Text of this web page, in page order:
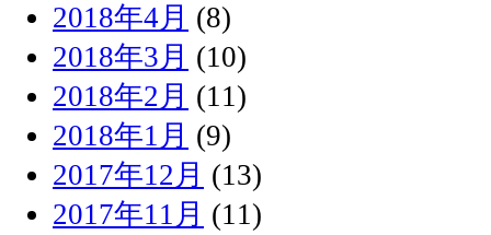
2018年4月 (8)
2018年3月 (10)
2018年2月 (11)
2018年1月 (9)
2017年12月 (13)
2017年11月 (11)